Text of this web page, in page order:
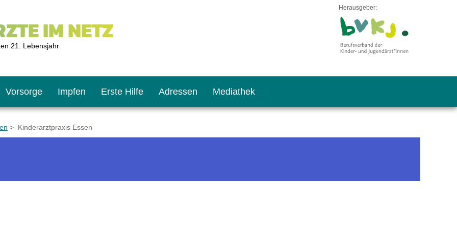
IM NETZ
21. Lebensjahr
Herausgeber:
Vorsorge Impfen
oft?
Erste Hilfe Adressen Mediathek
> Kinderarztpraxis Essen